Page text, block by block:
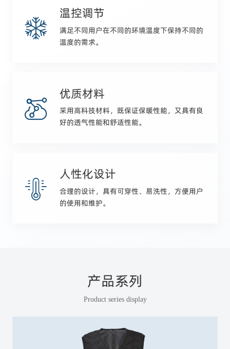
温控调节
满足不同用户在不同的环境温度下保持不同的
温度的需求。
优质材料
采用高科技材料，既保证保暖性能，又具有良
好的透气性能和舒适性能。
人性化设计
合理的设计，具有可穿性、易洗性，方便用户
的使用和维护。
产品系列
Product series display